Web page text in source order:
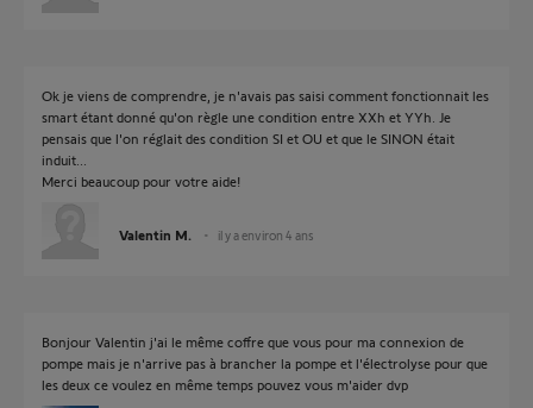
Ok je viens de comprendre, je n'avais pas saisi comment fonctionnait les
smart étant donné qu'on règle une condition entre XXh et YYh. Je
pensais que l'on réglait des condition SI et OU et que le SINON était
induit...
Merci beaucoup pour votre aide!
Valentin M. il y a environ 4 ans
Bonjour Valentin j'ai le même coffre que vous pour ma connexion de
pompe mais je n'arrive pas à brancher la pompe et l'électrolyse pour que
les deux ce voulez en même temps pouvez vous m'aider dvp